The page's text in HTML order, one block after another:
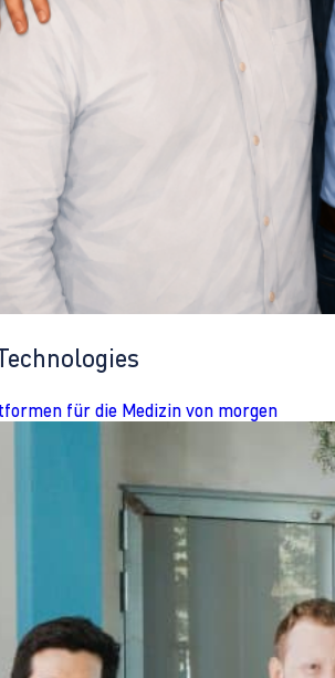
für die Medizin von morgen